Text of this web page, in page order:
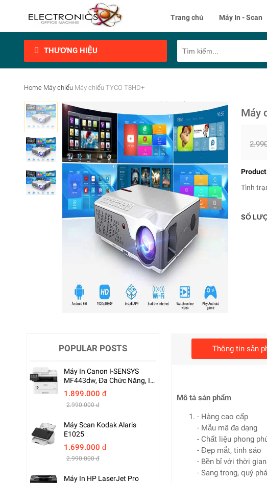
Trang chủ Máy In - Scan
THƯƠNG HIỆU
Home Máy chiếu Máy chiếu TYCO T8HD+
Máy
Tình
SỐ
Thông tin sản
Mô tả sản phẩm
- Hàng cao cấp
- Mẫu mã đa dạng
- Chất liệu phong
- Đẹp mắt, tinh sảo
- Bền bỉ với thời gian
- Sang trọng, quý
POPULAR POSTS
Máy In Canon I-SENSYS
MF443dw, Đa Chức Năng, In
Hai Mặt Tự Động
1.899.000 đ
2.990.000 đ
Máy Scan Kodak Alaris
E1025
1.699.000 đ
2.990.000 đ
Máy In HP LaserJet Pro